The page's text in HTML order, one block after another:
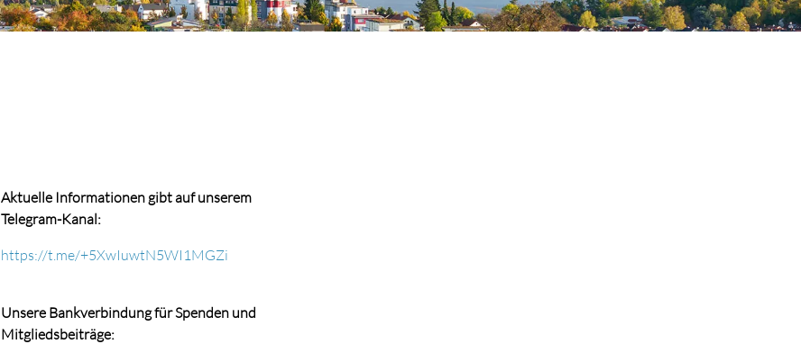
Aktuelle Informationen gibt auf unserem
Telegram-Kanal:
https://t.me/+5XwIuwtN5WI1MGZi
Unsere Bankverbindung für Spenden und
Mitgliedsbeiträge: